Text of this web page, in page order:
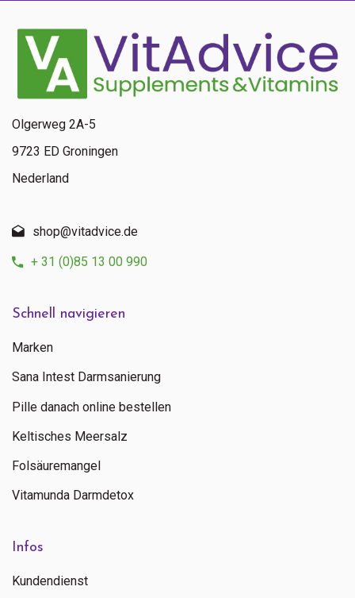
Schnell navigieren
Marken
Sana Intest Darmsanierung
Pille danach online bestellen
Keltisches Meersalz
Folsäuremangel
Vitamunda Darmdetox
Infos
Kundendienst
Olgerweg 2A-5
9723 ED Groningen
Nederland
shop@vitadvice.de
+ 31 (0)85 13 00 990